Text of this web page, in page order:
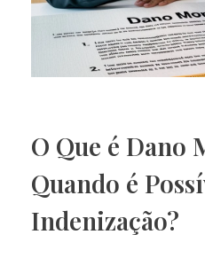
O Que é Dano
Quando é
Indenização?